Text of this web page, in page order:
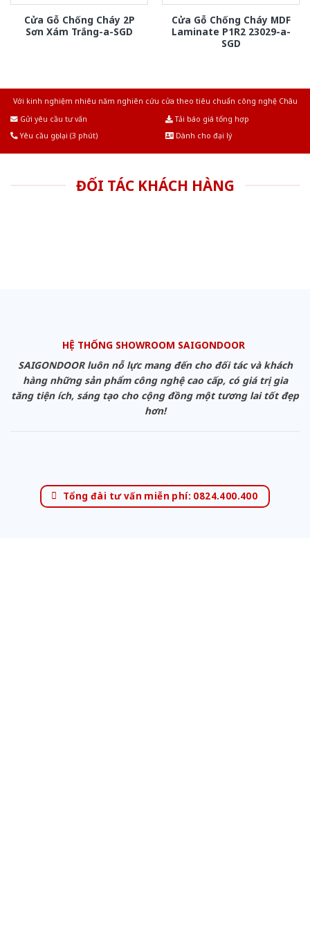
Cửa Gỗ Chống Cháy 2P
Sơn Xám Trắng-a-SGD
Cửa Gỗ Chống Cháy MDF
Laminate P1R2 23029-a-
SGD
Với kinh nghiệm nhiêu năm nghiên cứu cửa theo tiêu chuẩn công nghệ Châu
Gửi yêu cầu tư vấn
Tải báo giá tổng hợp
Yêu cầu gọi lại (3 phút)
Dành cho đại lý
ĐỐI TÁC KHÁCH HÀNG
HỆ THỐNG SHOWROOM SAIGONDOOR
SAIGONDOOR luôn nỗ lực mang đến cho đối tác và khách
hàng những sản phẩm công nghệ cao cấp, có giá trị gia
tăng tiện ích, sáng tạo cho cộng đồng một tương lai tốt đẹp
hơn!
Tổng đài tư vấn miễn phí: 0824.400.400